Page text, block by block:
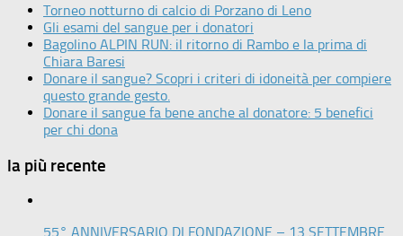
Torneo notturno di calcio di Porzano di Leno
Gli esami del sangue per i donatori
Bagolino ALPIN RUN: il ritorno di Rambo e la prima di
Chiara Baresi
Donare il sangue? Scopri i criteri di idoneità per compiere
questo grande gesto.
Donare il sangue fa bene anche al donatore: 5 benefici
per chi dona
la più recente
55° ANNIVERSARIO DI FONDAZIONE – 13 SETTEMBRE